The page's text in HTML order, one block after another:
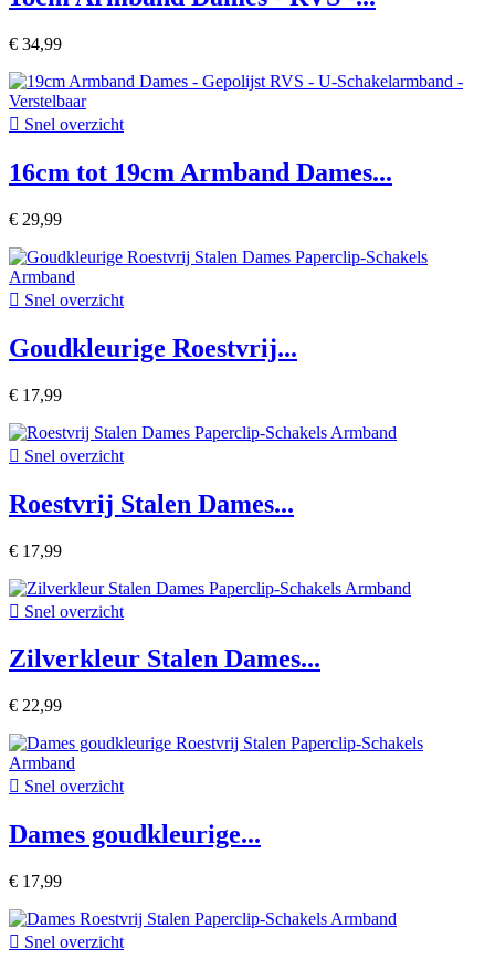
€ 34,99
 Snel overzicht
16cm tot 19cm Armband Dames...
€ 29,99
 Snel overzicht
Goudkleurige Roestvrij...
€ 17,99
 Snel overzicht
Roestvrij Stalen Dames...
€ 17,99
 Snel overzicht
Zilverkleur Stalen Dames...
€ 22,99
 Snel overzicht
Dames goudkleurige...
€ 17,99
 Snel overzicht